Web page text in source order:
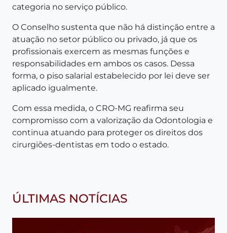
categoria no serviço público.
O Conselho sustenta que não há distinção entre a
atuação no setor público ou privado, já que os
profissionais exercem as mesmas funções e
responsabilidades em ambos os casos. Dessa
forma, o piso salarial estabelecido por lei deve ser
aplicado igualmente.
Com essa medida, o CRO-MG reafirma seu
compromisso com a valorização da Odontologia e
continua atuando para proteger os direitos dos
cirurgiões-dentistas em todo o estado.
ÚLTIMAS NOTÍCIAS